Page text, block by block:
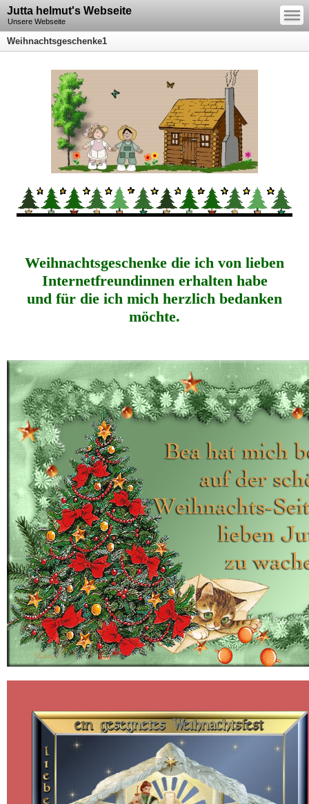
Jutta helmut's Webseite
Unsere Webseite
—
—
—
Weihnachtsgeschenke1
Weihnachtsgeschenke die ich von lieben
Internetfreundinnen erhalten habe
und für die ich mich herzlich bedanken
möchte.